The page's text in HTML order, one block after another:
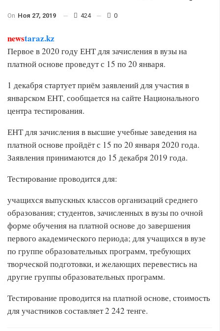
On Ноя 27, 2019 424 0
newstaraz.kz
Первое в 2020 году ЕНТ для зачисления в вузы на
платной основе проведут с 15 по 20 января.
1 декабря стартует приём заявлений для участия в
январском ЕНТ, сообщается на сайте Национального
центра тестирования.
ЕНТ для зачисления в высшие учебные заведения на
платной основе пройдёт с 15 по 20 января 2020 года.
Заявления принимаются до 15 декабря 2019 года.
Тестирование проводится для:
учащихся выпускных классов организаций среднего
образования; студентов, зачисленных в вузы по очной
форме обучения на платной основе до завершения
первого академического периода; для учащихся в вузе
по группе образовательных программ, требующих
творческой подготовки, и желающих перевестись на
другие группы образовательных программ.
Тестирование проводится на платной основе, стоимость
для участников составляет 2 242 тенге.